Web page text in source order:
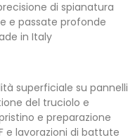
di spianatura
e passate profonde
in Italy
superficiale su pannelli
del truciolo e
e preparazione
e lavorazioni di battute